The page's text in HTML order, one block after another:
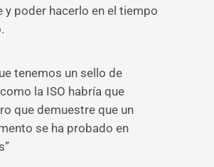
y poder hacerlo en el tiempo
tenemos un sello de
la ISO habría que
que demuestre que un
se ha probado en